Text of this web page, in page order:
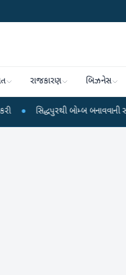
રાજકારણ બિઝનેસ
બોમ્બ બનાવવાની સામગ્રી સાથે